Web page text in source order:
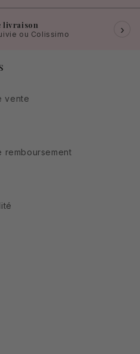
livraison
ou Colissimo ›
vente
remboursement